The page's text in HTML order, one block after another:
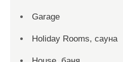
Garage
Holiday Rooms, сауна